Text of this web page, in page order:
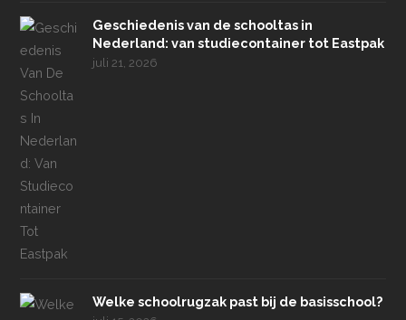
Geschiedenis van de schooltas in
Nederland: van studiecontainer tot Eastpak
juli 21, 2026
Welke schoolrugzak past bij de basisschool?